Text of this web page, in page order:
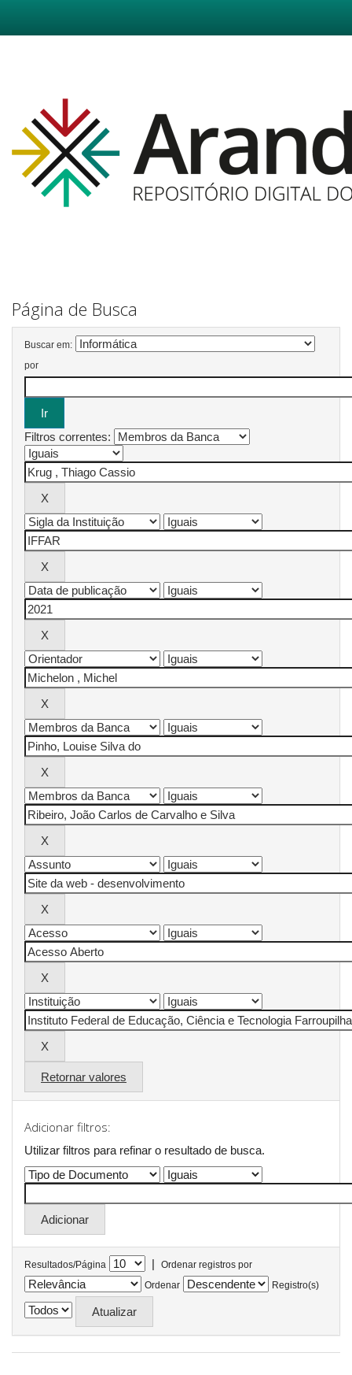
Página de Busca
Buscar em:
por
Filtros correntes:
Retornar valores
Adicionar filtros:
Utilizar filtros para refinar o resultado de busca.
Resultados/Página |
Ordenar registros por
Ordenar
Registro(s)